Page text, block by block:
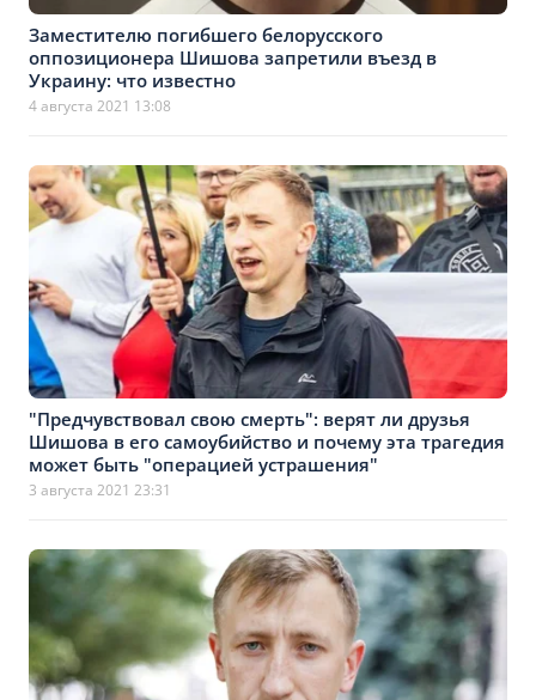
Заместителю погибшего белорусского
оппозиционера Шишова запретили въезд в
Украину: что известно
4 августа 2021 13:08
"Предчувствовал свою смерть": верят ли друзья
Шишова в его самоубийство и почему эта трагедия
может быть "операцией устрашения"
3 августа 2021 23:31